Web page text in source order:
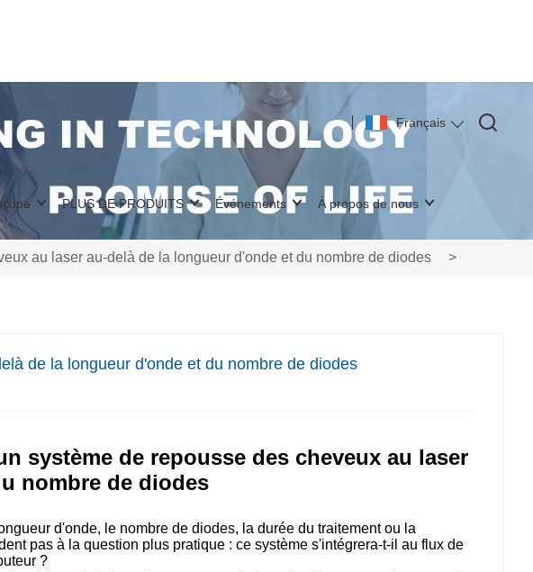
Français
PLUS DE PRODUITS Événements À propos de nous
au laser au-delà de la longueur d'onde et du nombre de diodes >
de la longueur d'onde et du nombre de diodes
système de repousse des cheveux au laser
nombre de diodes
d'onde, le nombre de diodes, la durée du traitement ou la
pas à la question plus pratique : ce système s'intégrera-t-il au flux de
?